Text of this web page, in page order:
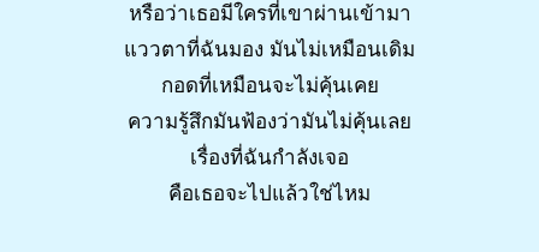
หรือว่าเธอมีใครที่เขาผ่านเข้ามา
แววตาที่ฉันมอง มันไม่เหมือนเดิม
กอดที่เหมือนจะไม่คุ้นเคย
ความรู้สึกมันฟ้องว่ามันไม่คุ้นเลย
เรื่องที่ฉันกำลังเจอ
คือเธอจะไปแล้วใช่ไหม